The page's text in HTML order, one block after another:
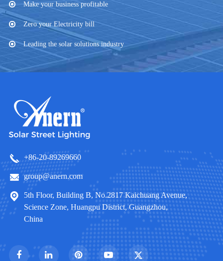
Make your business profitable
Zero your Electricity bill
Leading the solar solutions industry
+86-20-89269660
group@anern.com
5th Floor, Building B, No.2817 Kaichuang Avenue,
Science Zone, Huangpu District, Guangzhou,
China